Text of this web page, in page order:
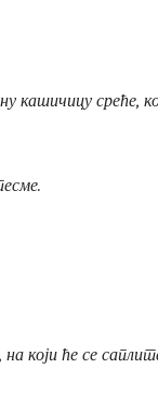
кашичицу среће,
ће се